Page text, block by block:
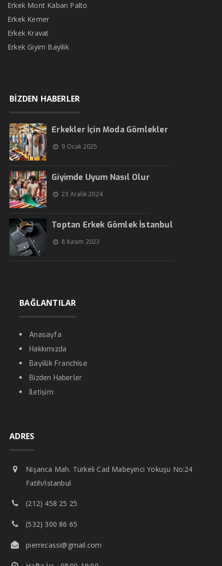
Erkek Mont Kaban Palto
Erkek Kemer
Erkek Kravat
Erkek Giyim Bayilik
BİZDEN HABERLER
Erkekler İçin Moda Gömlekler
9 Ocak 2025
Giyimde Uyum Nasıl Olur
23 Aralık 2024
Toptan Erkek Gömlek İstanbul
8 Kasım 2023
BAĞLANTILAR
Anasayfa
Hakkımızda
Bayiilik Franchise
Bizden Haberler
İletişim
ADRES
Nişanca Mah. Türkeli Cad Mabeyinci Yokuşu No:24
Fatih/İstanbul
(212) 458 25 25
(532) 300 86 65
pierrecassi@gmail.com